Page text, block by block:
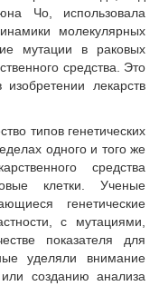
Чо, использовала
молекулярных
мутации в раковых
средства. Это
лекарств
типов генетических
одного и того же
средства
клетки. Ученые
генетические
с мутациями,
показателя для
уделяли внимание
созданию анализа